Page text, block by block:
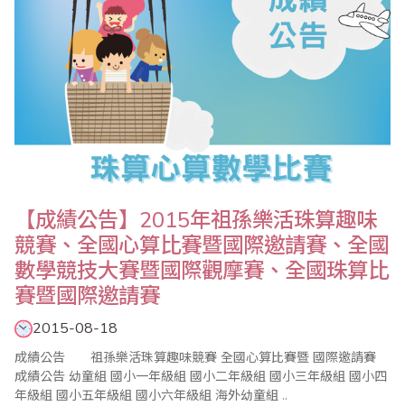
【成績公告】2015年祖孫樂活珠算趣味
競賽、全國心算比賽暨國際邀請賽、全國
數學競技大賽暨國際觀摩賽、全國珠算比
賽暨國際邀請賽
2015-08-18
成績公告 祖孫樂活珠算趣味競賽 全國心算比賽暨 國際邀請賽
成績公告 幼童組 國小一年級組 國小二年級組 國小三年級組 國小四
年級組 國小五年級組 國小六年級組 海外幼童組 ..